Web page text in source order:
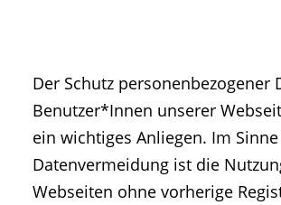
• Agritechnica Neuheiten
• Artikel nach Hersteller/
Der Schutz personenbezogener
Benutzer*Innen unserer
ein wichtiges Anliegen. Im
Datenvermeidung ist die
Webseiten ohne vorherige